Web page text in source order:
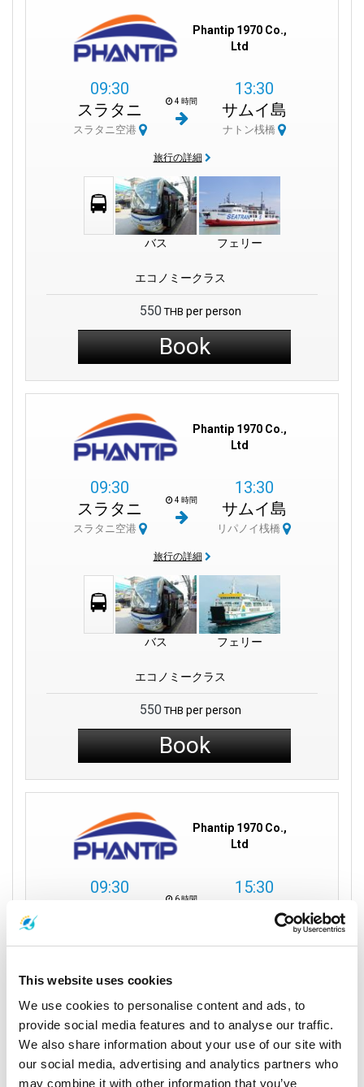
This website uses cookies
We use cookies to personalise content and ads, to
provide social media features and to analyse our traffic.
We also share information about your use of our site with
our social media, advertising and analytics partners who
may combine it with other information that you’ve
Phantip 1970 Co.,
Ltd
09:30
スラタニ
スラタニ空港
4 時間
13:30
サムイ島
ナトン桟橋
旅行の詳細
バス フェリー
エコノミークラス
550 THB per person
Book
Phantip 1970 Co.,
Ltd
09:30
スラタニ
スラタニ空港
4 時間
13:30
サムイ島
リパノイ桟橋
旅行の詳細
バス フェリー
エコノミークラス
550 THB per person
Book
Phantip 1970 Co.,
Ltd
09:30
6 時間
15:30
サムイ島
ナトン桟橋
Shared Minivan バス
エコノミークラス